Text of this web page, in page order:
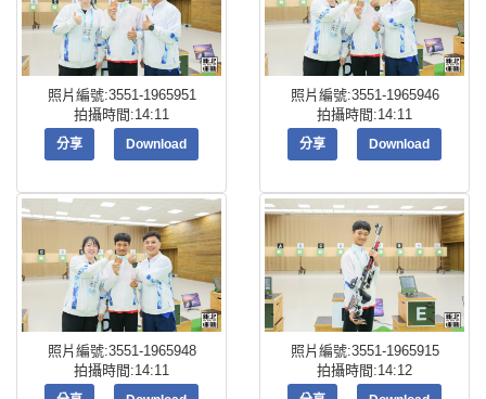
照片編號:3551-1965951
拍攝時間:14:11
分享 Download
照片編號:3551-1965946
拍攝時間:14:11
分享 Download
照片編號:3551-1965948
拍攝時間:14:11
照片編號:3551-1965915
拍攝時間:14:12